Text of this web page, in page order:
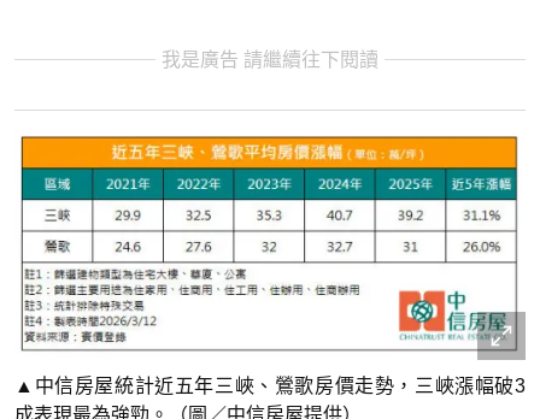
我是廣告 請繼續往下閱讀
▲中信房屋統計近五年三峽、鶯歌房價走勢，三峽漲幅破3